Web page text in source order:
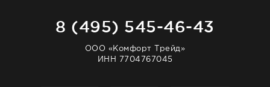
8 (495) 545-46-43
ООО «Комфорт Трейд»
ИНН 7704767045